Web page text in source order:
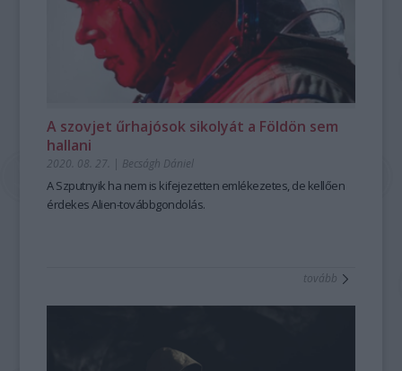
A szovjet űrhajósok sikolyát a Földön sem
hallani
2020. 08. 27. | Becságh Dániel
ASzputnyik ha nem is kifejezetten emlékezetes, de kellően
érdekesAlien-továbbgondolás.
tovább